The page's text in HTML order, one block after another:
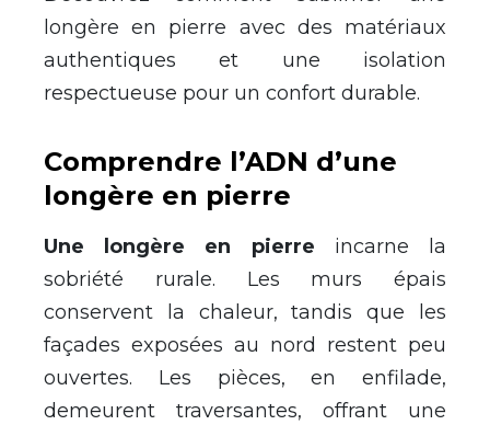
longère en pierre avec des matériaux
authentiques et une isolation
respectueuse pour un confort durable.
Comprendre l’ADN d’une
longère en pierre
Une longère en pierre incarne la
sobriété rurale. Les murs épais
conservent la chaleur, tandis que les
façades exposées au nord restent peu
ouvertes. Les pièces, en enfilade,
demeurent traversantes, offrant une